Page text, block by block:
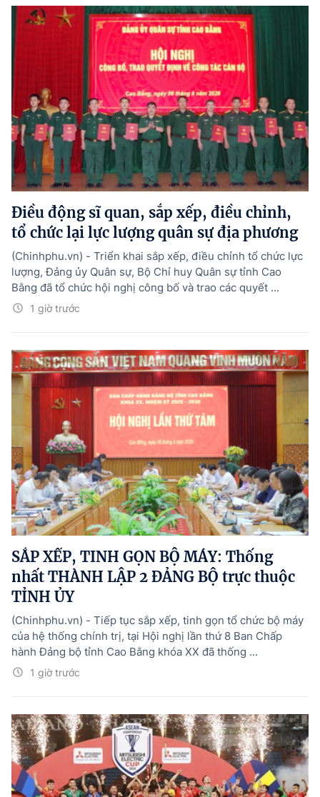
Điều động sĩ quan, sắp xếp, điều chỉnh,
tổ chức lại lực lượng quân sự địa phương
1 giờ trước
(Chinhphu.vn) - Triển khai sắp xếp, điều chỉnh tổ chức lực
lượng, Đảng ủy Quân sự, Bộ Chỉ huy Quân sự tỉnh Cao
Bằng đã tổ chức hội nghị công bố và trao các quyết ...
SẮP XẾP, TINH GỌN BỘ MÁY: Thống
nhất THÀNH LẬP 2 ĐẢNG BỘ trực thuộc
TỈNH ỦY
1 giờ trước
(Chinhphu.vn) - Tiếp tục sắp xếp, tinh gọn tổ chức bộ máy
của hệ thống chính trị, tại Hội nghị lần thứ 8 Ban Chấp
hành Đảng bộ tỉnh Cao Bằng khóa XX đã thống ...